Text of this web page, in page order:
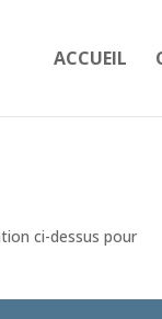
ACCUEIL
ci-dessus pour